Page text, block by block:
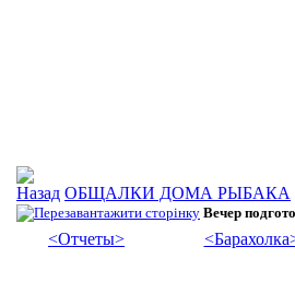
ОБЩАЛКИ ДОМА РЫБАКА
Вечер
<Отчеты>